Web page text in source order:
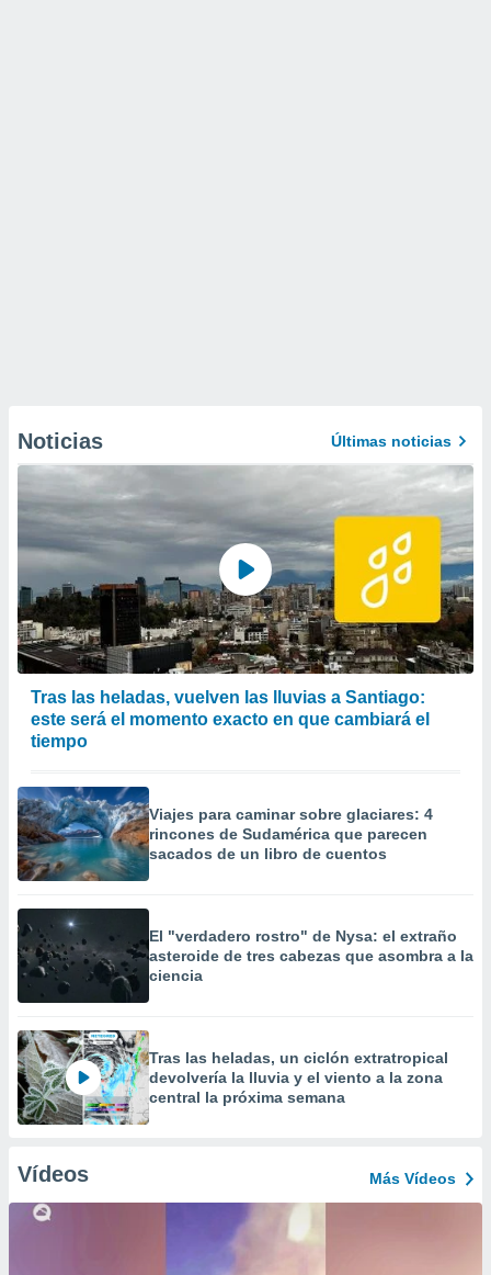
Noticias Últimas noticias
Tras las heladas, vuelven las lluvias a Santiago:
este será el momento exacto en que cambiará el
tiempo
Viajes para caminar sobre glaciares: 4
rincones de Sudamérica que parecen
sacados de un libro de cuentos
El "verdadero rostro" de Nysa: el extraño
asteroide de tres cabezas que asombra a la
ciencia
Tras las heladas, un ciclón extratropical
devolvería la lluvia y el viento a la zona
central la próxima semana
Vídeos Más Vídeos